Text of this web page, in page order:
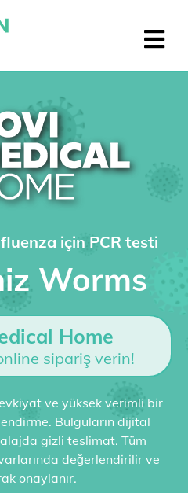
için PCR testi
Worms
Home
sipariş verin!
ve yüksek verimli bir
Bulguların dijital
gizli teslimat. Tüm
değerlendirilir ve
onaylanır.